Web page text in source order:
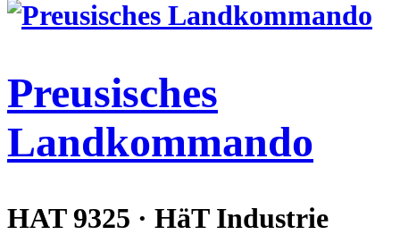
Preusisches
Landkommando
HAT 9325 · HäT Industrie